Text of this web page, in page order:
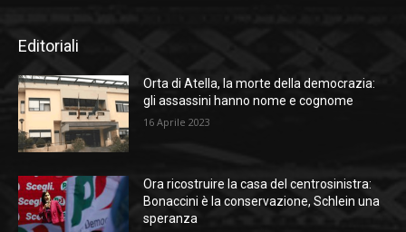
Editoriali
Orta di Atella, la morte della democrazia:
gli assassini hanno nome e cognome
16 Aprile 2023
Ora ricostruire la casa del centrosinistra:
Bonaccini è la conservazione, Schlein una
speranza